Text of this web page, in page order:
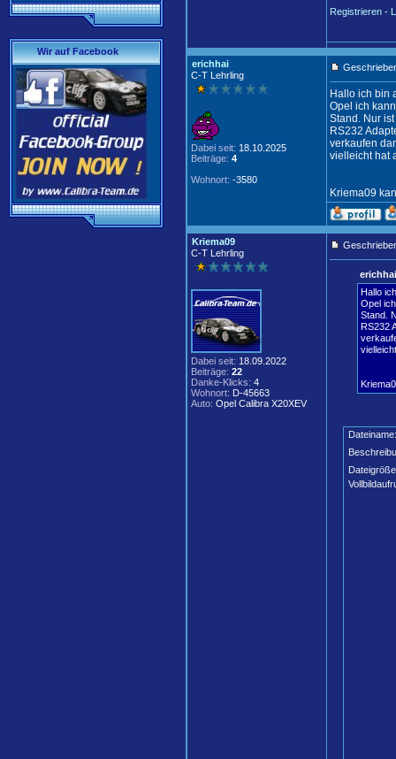
Wir auf Facebook
Registrieren -
erichhai
C-T Lehrling
Dabei seit: 18.10.2025
Beiträge: 4
Wohnort: -3580
Hallo ich bin
Opel ich
Stand. Nur
RS232
verkaufen
vielleicht hat
Kriema09
Kriema09
C-T Lehrling
Dabei seit: 18.09.2022
Beiträge: 22
Danke-Klicks: 4
Wohnort: D-45663
Auto: Opel Calibra X20XEV
Hallo
Opel
Stand.
RS232
Dateiname: